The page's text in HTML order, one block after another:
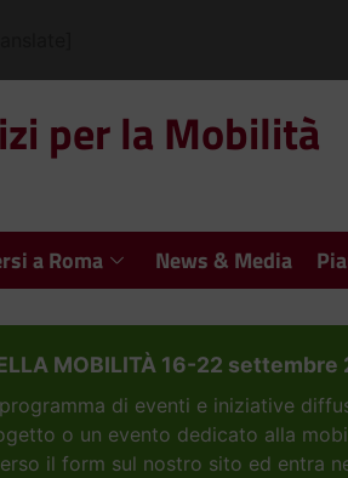
per la Mobilità
a Roma News & Media
MOBILITÀ 16-22 settembre
di eventi e iniziative
o un evento dedicato alla
il form sul nostro sito ed entra